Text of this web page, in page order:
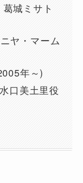
城ミサト
ヤ・マーム
年～)
口美土里役